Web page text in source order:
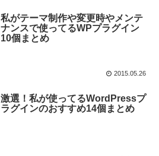
私がテーマ制作や変更時やメンテ
ナンスで使ってるWPプラグイン
10個まとめ
2015.05.26
激選！私が使ってるWordPressプ
ラグインのおすすめ14個まとめ